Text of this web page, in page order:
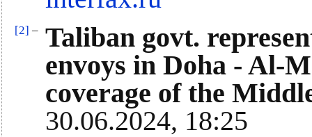
[2] – Taliban govt.
envoys in Doha - Al-
coverage of the
30.06.2024, 18:25